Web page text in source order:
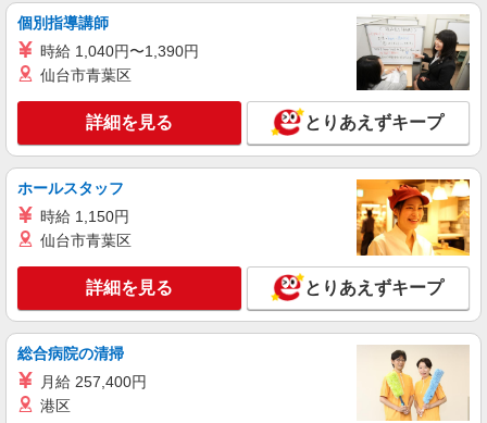
株式会社バイトレ（ADM813194）
未経験9割！説明通りにやるだけのシンプル軽
作業
時給1200円（就業先により異なる）
大阪府堺市堺区
詳細を見る
アルバイト パート
株式会社バイトレ（ADM806389）
【接客なし】静かな職場で集中◎検品・箱詰め
スタッフ
時給1374円（就業先により異なる）
大阪府堺市堺区
キープ 詳細を見る
個別指導講師
時給 1,040円〜1,390円
仙台市青葉区
詳細を見る とりあえずキープ
ホールスタッフ
時給 1,150円
仙台市青葉区
詳細を見る とりあえずキープ
総合病院の清掃
月給 257,400円
港区